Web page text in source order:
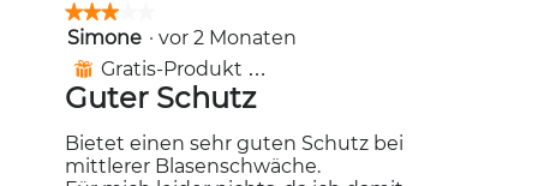
★★★★★
★★★★★
3
von
Sternen.
Simone · vor 2 Monaten
⊞ Gratis-Produkt erhalten
Guter Schutz
Bietet einen sehr guten Schutz bei
mittlerer Blasenschwäche.